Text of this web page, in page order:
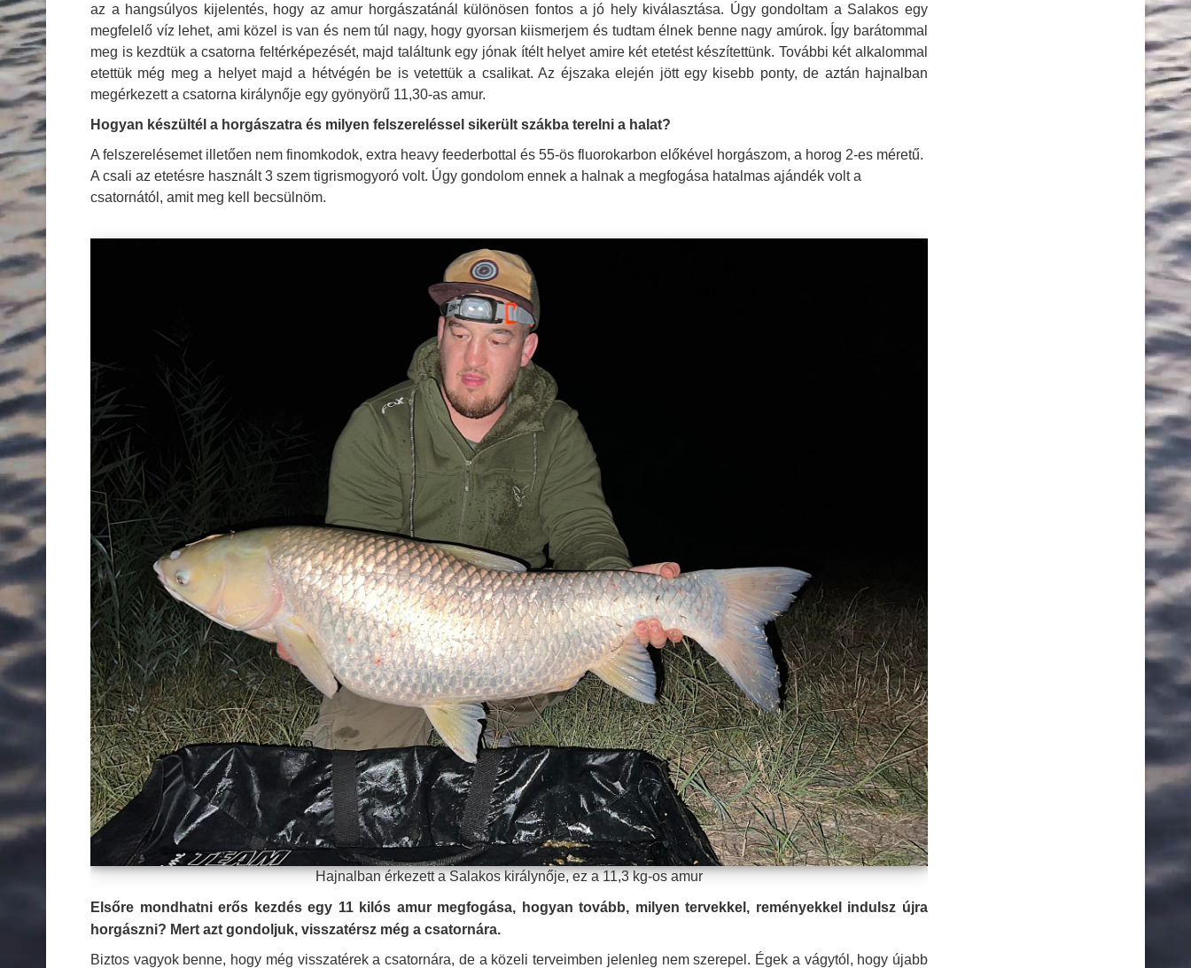
az a hangsúlyos kijelentés, hogy az amur horgászatánál különösen fontos a jó hely kiválasztása. Úgy gondoltam a Salakos egy
megfelelő víz lehet, ami közel is van és nem túl nagy, hogy gyorsan kiismerjem és tudtam élnek benne nagy amúrok. Így barátommal
meg is kezdtük a csatorna feltérképezését, majd találtunk egy jónak ítélt helyet amire két etetést készítettünk. További két alkalommal
etettük még meg a helyet majd a hétvégén be is vetettük a csalikat. Az éjszaka elején jött egy kisebb ponty, de aztán hajnalban
megérkezett a csatorna királynője egy gyönyörű 11,30-as amur.
Hogyan készültél a horgászatra és milyen felszereléssel sikerült szákba terelni a halat?
A felszerelésemet illetően nem finomkodok, extra heavy feederbottal és 55-ös fluorokarbon előkével horgászom, a horog 2-es méretű.
A csali az etetésre használt 3 szem tigrismogyoró volt. Úgy gondolom ennek a halnak a megfogása hatalmas ajándék volt a
csatornától, amit meg kell becsülnöm.
Hajnalban érkezett a Salakos királynője, ez a 11,3 kg-os amur
Elsőre mondhatni erős kezdés egy 11 kilós amur megfogása, hogyan tovább, milyen tervekkel, reményekkel indulsz újra
horgászni? Mert azt gondoljuk, visszatérsz még a csatornára.
Biztos vagyok benne, hogy még visszatérek a csatornára, de a közeli terveimben jelenleg nem szerepel. Égek a vágytól, hogy újabb